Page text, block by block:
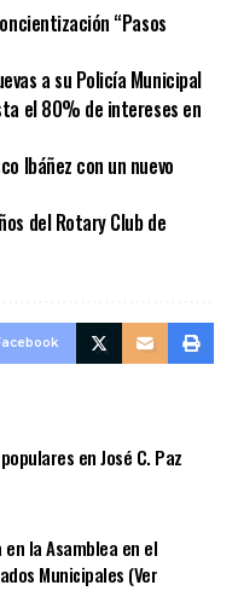
“Pasos
a su Policía Municipal
el 80% de intereses en
Ibáñez con un nuevo
del Rotary Club de
en José C. Paz
la Asamblea en el
Municipales (Ver